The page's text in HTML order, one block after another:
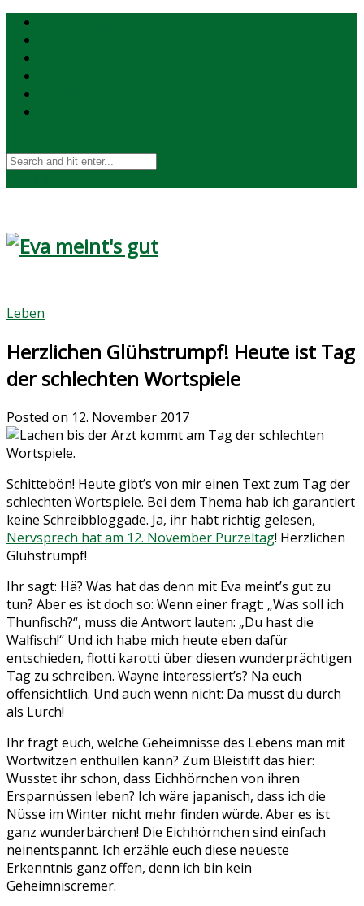
Leben
Herzlichen Glühstrumpf! Heute ist Tag
der schlechten Wortspiele
Posted on 12. November 2017
Schittebön! Heute gibt’s von mir einen Text zum Tag der
schlechten Wortspiele. Bei dem Thema hab ich garantiert
keine Schreibbloggade. Ja, ihr habt richtig gelesen,
Nervsprech hat am 12. November Purzeltag! Herzlichen
Glühstrumpf!
Ihr sagt: Hä? Was hat das denn mit Eva meint’s gut zu
tun? Aber es ist doch so: Wenn einer fragt: „Was soll ich
Thunfisch?“, muss die Antwort lauten: „Du hast die
Walfisch!“ Und ich habe mich heute eben dafür
entschieden, flotti karotti über diesen wunderprächtigen
Tag zu schreiben. Wayne interessiert’s? Na euch
offensichtlich. Und auch wenn nicht: Da musst du durch
als Lurch!
Ihr fragt euch, welche Geheimnisse des Lebens man mit
Wortwitzen enthüllen kann? Zum Bleistift das hier:
Wusstet ihr schon, dass Eichhörnchen von ihren
Ersparnüssen leben? Ich wäre japanisch, dass ich die
Nüsse im Winter nicht mehr finden würde. Aber es ist
ganz wunderbärchen! Die Eichhörnchen sind einfach
neinentspannt. Ich erzähle euch diese neueste
Erkenntnis ganz offen, denn ich bin kein
Geheimniscremer.